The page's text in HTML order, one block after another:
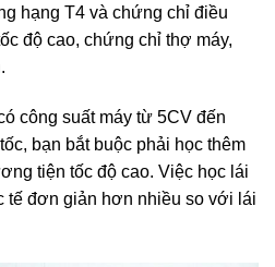
hạng T4 và chứng chỉ điều
độ cao, chứng chỉ thợ máy,
công suất máy từ 5CV đến
bạn bắt buộc phải học thêm
tiện tốc độ cao. Việc học lái
tế đơn giản hơn nhiều so với lái